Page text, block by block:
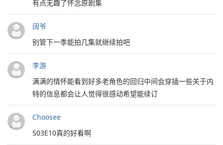
有点无趣了怀念原剧集
阔爷
别管下一季能拍几集就继续拍吧
李游
满满的情怀能看到好多老角色的回归中间会穿插一些关于内
特的信息都会让人觉得很感动希望能续订
Choosee
S03E10真的好看啊